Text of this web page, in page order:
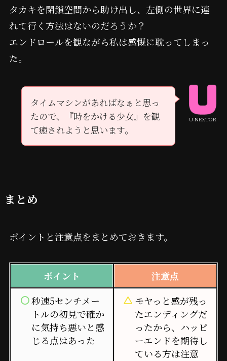
タカキを閉鎖空間から助け出し、左側の世界に連
れて行く方法はないのだろうか？
エンドロールを観ながら私は感慨に耽ってしまっ
た。
U-NEXTOR
タイムマシンがあればなぁと思っ
たので、『時をかける少女』を観
て癒されようと思います。
まとめ
ポイントと注意点をまとめておきます。
ポイント
注意点
秒速5センチメー
トルの初見で確か
に気持ち悪いと感
じる点はあった
モヤっと感が残っ
たエンディングだ
ったから、ハッピ
ーエンドを期待し
ている方は注意